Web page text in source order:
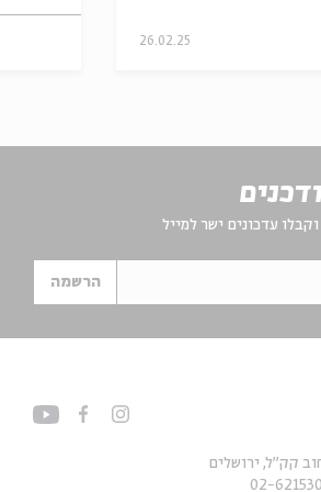
26.02.25
עדכונים ישר למייל
הרשמה
02-